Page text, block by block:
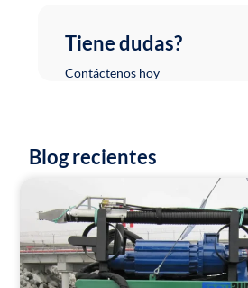
Tiene dudas?
Contáctenos hoy
Blog recientes